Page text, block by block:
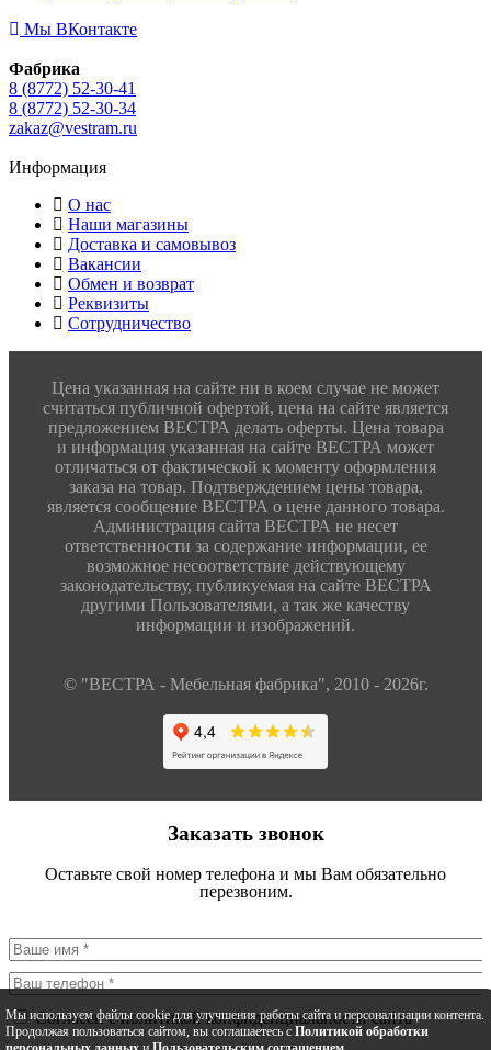
Мы ВКонтакте
Фабрика
8 (8772) 52-30-41
8 (8772) 52-30-34
zakaz@vestram.ru
Информация
О нас
Наши магазины
Доставка и самовывоз
Вакансии
Обмен и возврат
Реквизиты
Сотрудничество
Цена указанная на сайте ни в коем случае не может
считаться публичной офертой, цена на сайте является
предложением ВЕСТРА делать оферты. Цена товара
и информация указанная на сайте ВЕСТРА может
отличаться от фактической к моменту оформления
заказа на товар. Подтверждением цены товара,
является сообщение ВЕСТРА о цене данного товара.
Администрация сайта ВЕСТРА не несет
ответственности за содержание информации, ее
возможное несоответствие действующему
законодательству, публикуемая на сайте ВЕСТРА
другими Пользователями, а так же качеству
информации и изображений.
© "ВЕСТРА - Мебельная фабрика", 2010 - 2026г.
Заказать звонок
Оставьте свой номер телефона и мы Вам обязательно
перезвоним.
Согласен с политикой конфиденциальности сайта
Мы используем файлы cookie для улучшения работы сайта и персонализации контента.
Продолжая пользоваться сайтом, вы соглашаетесь с Политикой обработки